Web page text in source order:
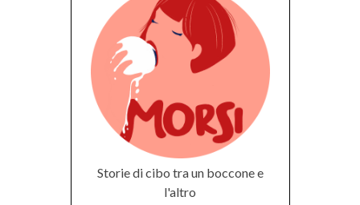
Storie di cibo tra un boccone e
l'altro